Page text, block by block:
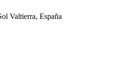
Valtierra, España